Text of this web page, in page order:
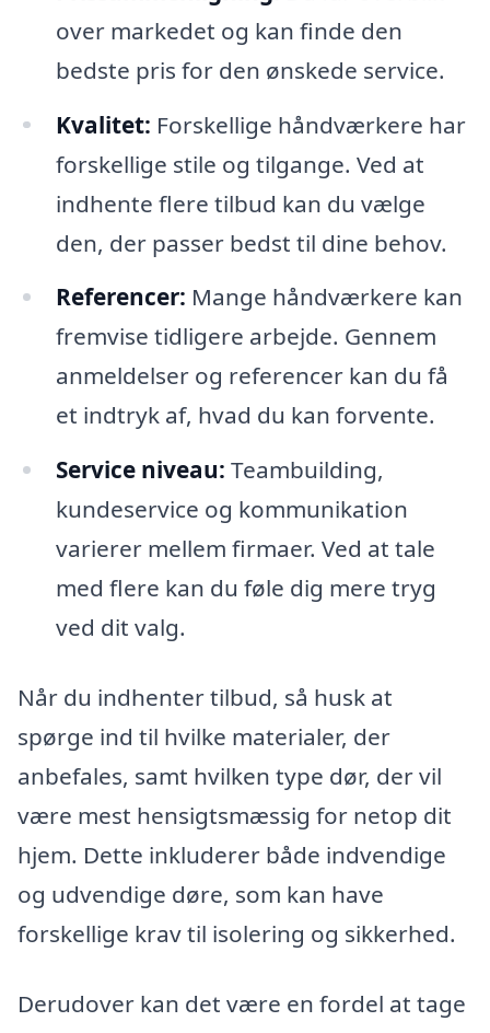
over markedet og kan finde den
bedste pris for den ønskede service.
Kvalitet: Forskellige håndværkere har
forskellige stile og tilgange. Ved at
indhente flere tilbud kan du vælge
den, der passer bedst til dine behov.
Referencer: Mange håndværkere kan
fremvise tidligere arbejde. Gennem
anmeldelser og referencer kan du få
et indtryk af, hvad du kan forvente.
Service niveau: Teambuilding,
kundeservice og kommunikation
varierer mellem firmaer. Ved at tale
med flere kan du føle dig mere tryg
ved dit valg.
Når du indhenter tilbud, så husk at
spørge ind til hvilke materialer, der
anbefales, samt hvilken type dør, der vil
være mest hensigtsmæssig for netop dit
hjem. Dette inkluderer både indvendige
og udvendige døre, som kan have
forskellige krav til isolering og sikkerhed.
Derudover kan det være en fordel at tage